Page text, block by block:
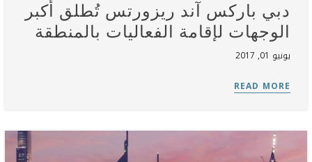
دبي باركس آند ريزورتس تُطلق أكبر
الوجهات لإقامة الفعاليات بالمنطقة
يونيو 01, 2017